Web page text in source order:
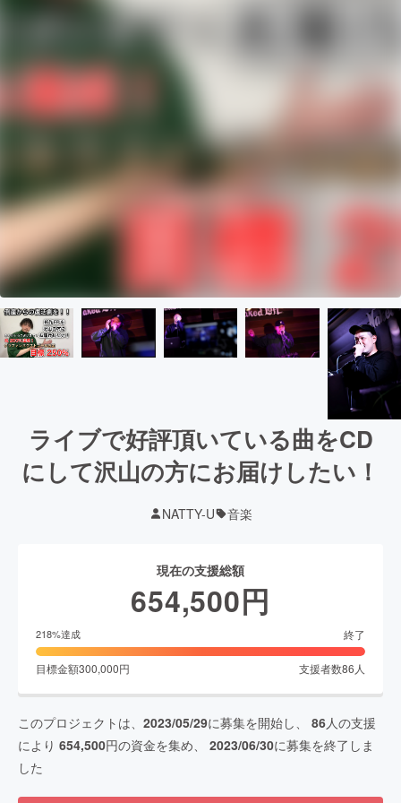
ライブで好評頂いている曲をCD
にして沢山の方にお届けしたい！
NATTY-U 音楽
現在の支援総額
654,500円
218%達成 終了
目標金額300,000円 支援者数86 人
このプロジェクトは、 2023/05/29に募集を開始し、 86人の支援
により 654,500円の資金を集め、 2023/06/30に募集を終了しま
した